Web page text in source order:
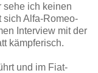
sehe ich keinen
sich Alfa-Romeo-
Interview mit der
kämpferisch.
und im Fiat-